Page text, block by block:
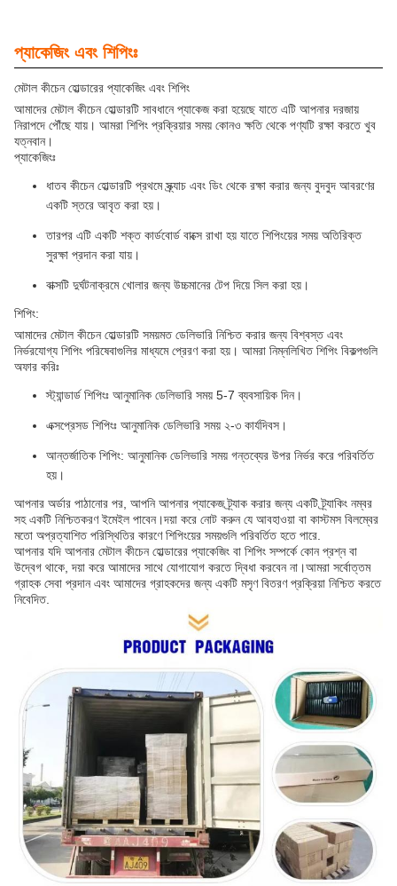
প্যাকেজিং এবং শিপিংঃ
মেটাল কীচেন হোল্ডারের প্যাকেজিং এবং শিপিং
আমাদের মেটাল কীচেন হোল্ডারটি সাবধানে প্যাকেজ করা হয়েছে যাতে এটি আপনার দরজায়
নিরাপদে পৌঁছে যায়। আমরা শিপিং প্রক্রিয়ার সময় কোনও ক্ষতি থেকে পণ্যটি রক্ষা করতে খুব
যত্নবান।
প্যাকেজিংঃ
ধাতব কীচেন হোল্ডারটি প্রথমে স্ক্র্যাচ এবং ডিং থেকে রক্ষা করার জন্য বুদবুদ আবরণের
একটি স্তরে আবৃত করা হয়।
তারপর এটি একটি শক্ত কার্ডবোর্ড বাক্সে রাখা হয় যাতে শিপিংয়ের সময় অতিরিক্ত
সুরক্ষা প্রদান করা যায়।
বাক্সটি দুর্ঘটনাক্রমে খোলার জন্য উচ্চমানের টেপ দিয়ে সিল করা হয়।
শিপিং:
আমাদের মেটাল কীচেন হোল্ডারটি সময়মত ডেলিভারি নিশ্চিত করার জন্য বিশ্বস্ত এবং
নির্ভরযোগ্য শিপিং পরিষেবাগুলির মাধ্যমে প্রেরণ করা হয়। আমরা নিম্নলিখিত শিপিং বিকল্পগুলি
অফার করিঃ
স্ট্যান্ডার্ড শিপিংঃ আনুমানিক ডেলিভারি সময় 5-7 ব্যবসায়িক দিন।
এক্সপ্রেসড শিপিংঃ আনুমানিক ডেলিভারি সময় ২-৩ কার্যদিবস।
আন্তর্জাতিক শিপিং: আনুমানিক ডেলিভারি সময় গন্তব্যের উপর নির্ভর করে পরিবর্তিত
হয়।
আপনার অর্ডার পাঠানোর পর, আপনি আপনার প্যাকেজ ট্র্যাক করার জন্য একটি ট্র্যাকিং নম্বর
সহ একটি নিশ্চিতকরণ ইমেইল পাবেন।দয়া করে নোট করুন যে আবহাওয়া বা কাস্টমস বিলম্বের
মতো অপ্রত্যাশিত পরিস্থিতির কারণে শিপিংয়ের সময়গুলি পরিবর্তিত হতে পারে.
আপনার যদি আপনার মেটাল কীচেন হোল্ডারের প্যাকেজিং বা শিপিং সম্পর্কে কোন প্রশ্ন বা
উদ্বেগ থাকে, দয়া করে আমাদের সাথে যোগাযোগ করতে দ্বিধা করবেন না।আমরা সর্বোত্তম
গ্রাহক সেবা প্রদান এবং আমাদের গ্রাহকদের জন্য একটি মসৃণ বিতরণ প্রক্রিয়া নিশ্চিত করতে
নিবেদিত.